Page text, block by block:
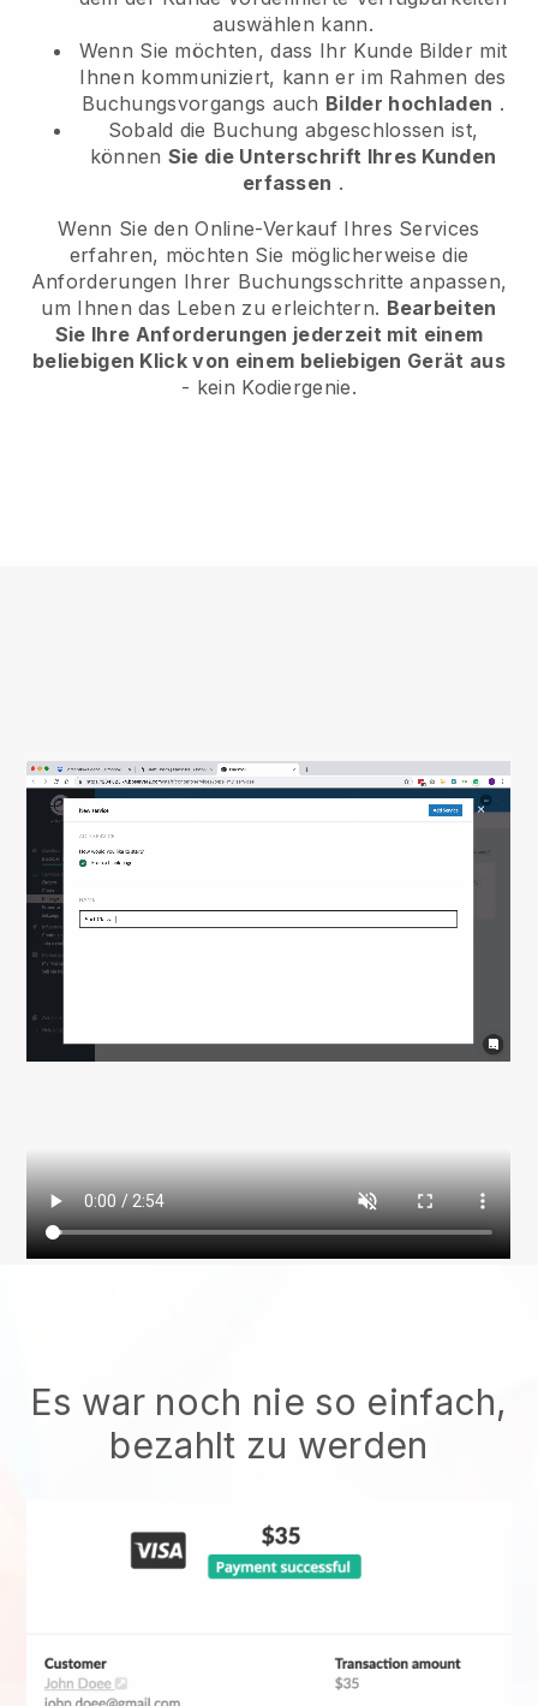
auswählen kann.
Wenn Sie möchten, dass Ihr Kunde Bilder mit
Ihnen kommuniziert, kann er im Rahmen des
Buchungsvorgangs auch Bilder hochladen .
Sobald die Buchung abgeschlossen ist,
können Sie die Unterschrift Ihres Kunden
erfassen .
Wenn Sie den Online-Verkauf Ihres Services
erfahren, möchten Sie möglicherweise die
Anforderungen Ihrer Buchungsschritte anpassen,
um Ihnen das Leben zu erleichtern. Bearbeiten
Sie Ihre Anforderungen jederzeit mit einem
beliebigen Klick von einem beliebigen Gerät aus
- kein Kodiergenie.
Es war noch nie so einfach,
bezahlt zu werden